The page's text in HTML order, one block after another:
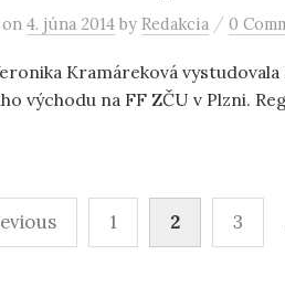
on 4. júna 2014 by Redakcia / 0
Kramáreková
východu na FF ZČU v Plzni.
1 2 3